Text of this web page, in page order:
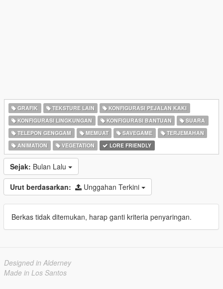
GRAFIK TEKSTURE LAIN
KONFIGURASI PEJALAN KAKI
KONFIGURASI LINGKUNGAN
KONFIGURASI BANTUAN
SUARA
TELEPON GENGGAM
MEMUAT SAVEGAME
TERJEMAHAN
ANIMATION
VEGETATION LORE FRIENDLY
Sejak: Bulan Lalu
Urut berdasarkan: Unggahan Terkini
Berkas tidak ditemukan, harap ganti kriteria penyaringan.
Designed in Alderney
Made in Los Santos